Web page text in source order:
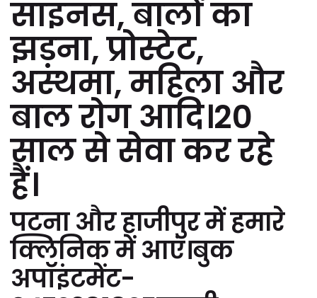
साइनस, बालों का
झड़ना, प्रोस्टेट,
अस्थमा, महिला और
बाल रोग आदि।20
साल से सेवा कर रहे
हैं।
पटना और हाजीपुर में हमारे
क्लिनिक में आएं।बुक
अपॉइंटमेंट-